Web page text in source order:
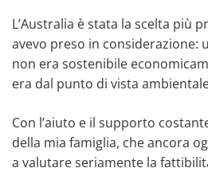
L’Australia è stata la scelta più
avevo preso in considerazione:
non era sostenibile
era dal punto di vista
Con l’aiuto e il supporto
della mia famiglia, che ancora
a valutare seriamente la